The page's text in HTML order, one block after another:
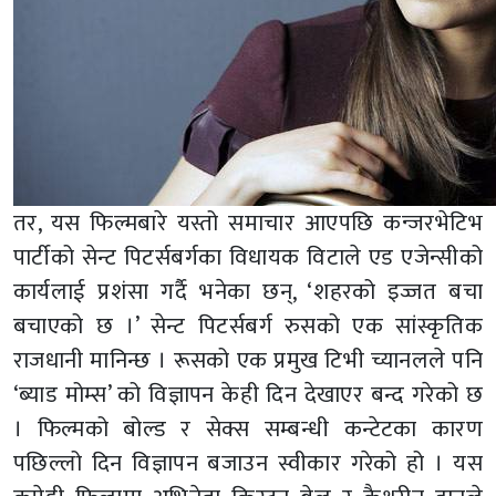
तर, यस फिल्मबारे यस्तो समाचार आएपछि कन्जरभेटिभ
पार्टीको सेन्ट पिटर्सबर्गका विधायक विटाले एड एजेन्सीको
कार्यलाई प्रशंसा गर्दै भनेका छन्, ‘शहरको इज्जत बचा
बचाएको छ ।’ सेन्ट पिटर्सबर्ग रुसको एक सांस्कृतिक
राजधानी मानिन्छ । रूसको एक प्रमुख टिभी च्यानलले पनि
‘ब्याड मोम्स’ को विज्ञापन केही दिन देखाएर बन्द गरेको छ
। फिल्मको बोल्ड र सेक्स सम्बन्धी कन्टेटका कारण
पछिल्लो दिन विज्ञापन बजाउन स्वीकार गरेको हो । यस